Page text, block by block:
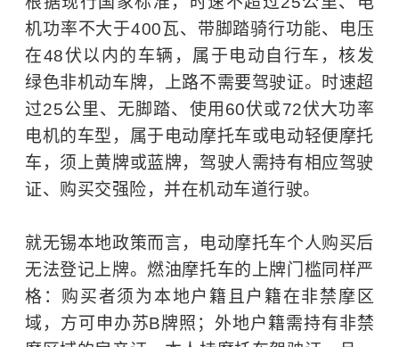
机功率不大于400瓦、带脚踏骑行功能、电压
在48伏以内的车辆，属于电动自行车，核发
绿色非机动车牌，上路不需要驾驶证。时速超
过25公里、无脚踏、使用60伏或72伏大功率
电机的车型，属于电动摩托车或电动轻便摩托
车，须上黄牌或蓝牌，驾驶人需持有相应驾驶
证、购买交强险，并在机动车道行驶。
就无锡本地政策而言，电动摩托车个人购买后
无法登记上牌。燃油摩托车的上牌门槛同样严
格：购买者须为本地户籍且户籍在非禁摩区
域，方可申办苏B牌照；外地户籍需持有非禁